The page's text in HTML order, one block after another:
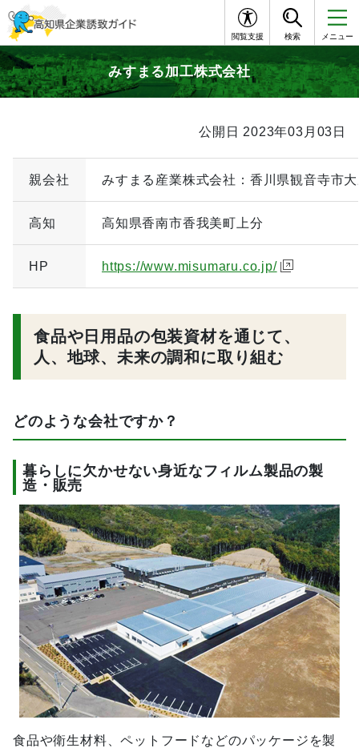
閲覧支援 検索 メニュー
みすまる加工株式会社
公開日 2023年03月03日
親会社 みすまる産業株式会社：香川県観音寺市
高知 高知県香南市香我美町上分
HP https://www.misumaru.co.jp/
食品や日用品の包装資材を通じて、
人、地球、未来の調和に取り組む
どのような会社ですか？
暮らしに欠かせない身近なフィルム製品の製
造・販売
食品や衛生材料、ペットフードなどのパッケージを製